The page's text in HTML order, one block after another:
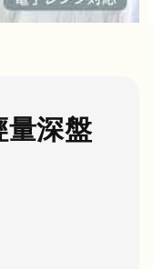
量深盤